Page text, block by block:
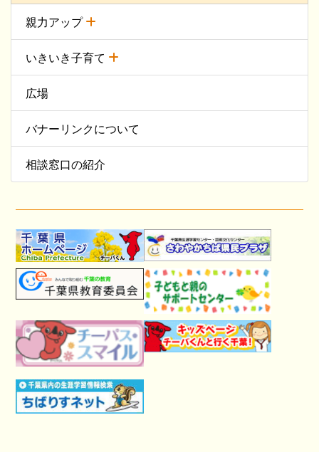
親力アップ
いきいき子育て
広場
バナーリンクについて
相談窓口の紹介